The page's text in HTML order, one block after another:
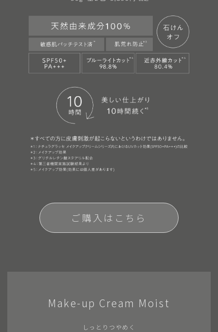
ご購入はこちら
Make-up Cream Moist
しっとりつやめく